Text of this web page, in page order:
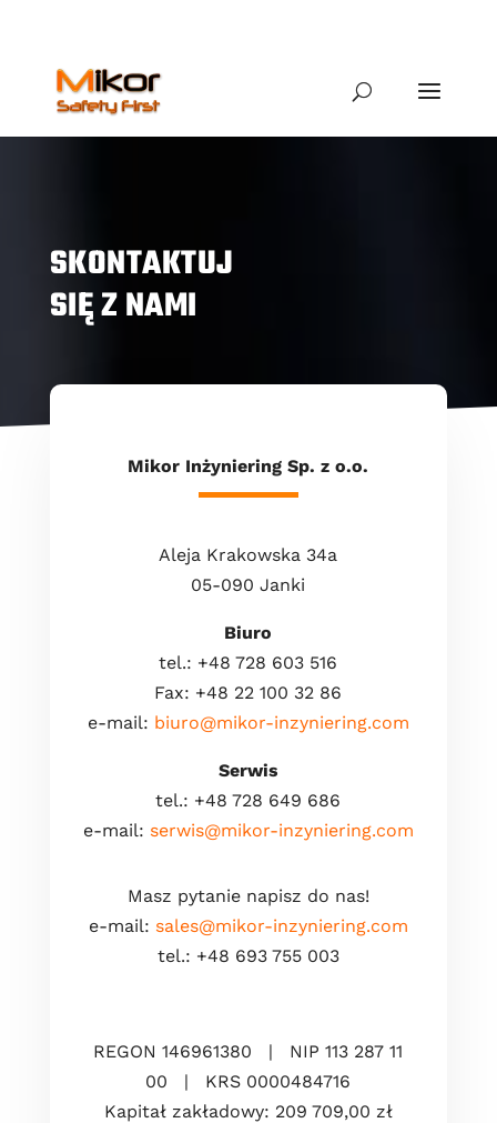
SKONTAKTUJ
SIĘ Z NAMI
Mikor Inżyniering Sp. z o.o.
Aleja Krakowska 34a
05-090 Janki
Biuro
tel.: +48 728 603 516
Fax: +48 22 100 32 86
e-mail: biuro@mikor-inzyniering.com
Serwis
tel.: +48 728 649 686
e-mail: serwis@mikor-inzyniering.com
Masz pytanie napisz do nas!
e-mail: sales@mikor-inzyniering.com
tel.: +48 693 755 003
REGON 146961380 | NIP 113 287 11
00 | KRS 0000484716
Kapitał zakładowy: 209 709,00 zł